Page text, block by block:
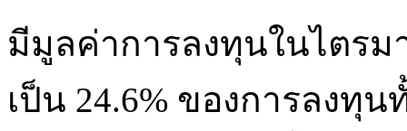
มีมูลค่าการลงทุนในไตรม
เป็น 24.6% ของการลงทุ